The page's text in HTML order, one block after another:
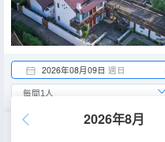
2026年08月09日 週日
2026年8月